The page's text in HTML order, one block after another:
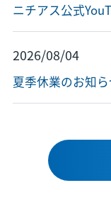
ニチアス公式
2026/08/04
夏季休業のお知